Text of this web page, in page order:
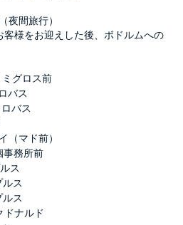
夜間旅行）
様をお迎えした後、ボドルムへの
グロス前
バス
バス
（マド前）
務所前
ス
ス
ス
ナルド